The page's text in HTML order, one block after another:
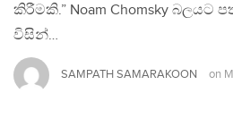
කිරීමකි.” Noam Chomsky බලයට
විසින්…
SAMPATH SAMARAKOON on